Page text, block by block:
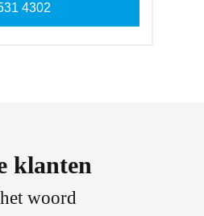
4302
klanten
woord